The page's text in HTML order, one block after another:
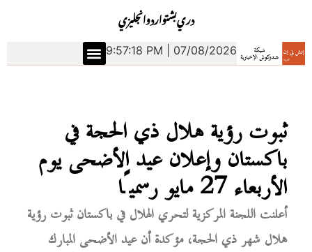
انجليزياردوبشتودري
9:57:19 PM | 07/08/2026
ثبوت رؤية هلال ذي الحجة في
باكستان وإعلان عيد الأضحى يوم
الأربعاء 27 مايو رسميًا
أعلنت اللجنة المركزية لتحري الهلال في باكستان ثبوت رؤية
هلال شهر ذي الحجة، مؤكدة أن عيد الأضحى المبارك